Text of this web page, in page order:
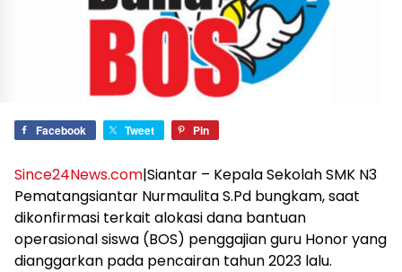
Facebook Tweet Pin
Since24News.com|Siantar – Kepala Sekolah SMK N3
Pematangsiantar Nurmaulita S.Pd bungkam, saat
dikonfirmasi terkait alokasi dana bantuan
operasional siswa (BOS) penggajian guru Honor yang
dianggarkan pada pencairan tahun 2023 lalu.